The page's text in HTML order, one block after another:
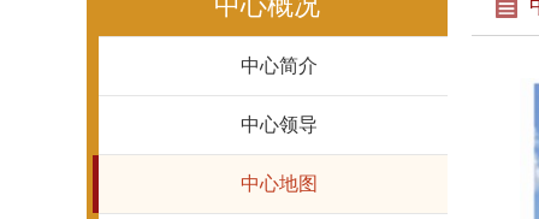
中心简介
中心领导
中心地图